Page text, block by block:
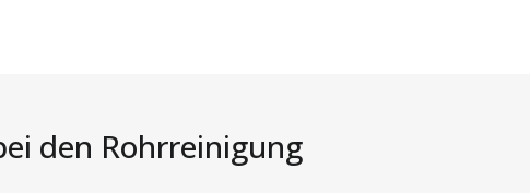
den Rohrreinigung